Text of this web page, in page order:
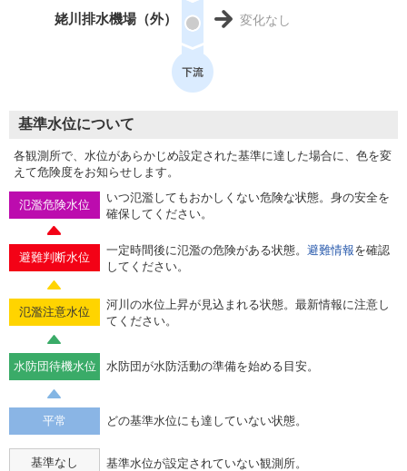
姥川排水機場（外） 変化なし
基準水位について
各観測所で、水位があらかじめ設定された基準に達した場合に、色を変
えて危険度をお知らせします。
氾濫危険水位
いつ氾濫してもおかしくない危険な状態。身の安全を
確保してください。
避難判断水位
一定時間後に氾濫の危険がある状態。 避難情報を確認
してください。
氾濫注意水位
河川の水位上昇が見込まれる状態。最新情報に注意し
てください。
水防団待機水位 水防団が水防活動の準備を始める目安。
平常 どの基準水位にも達していない状態。
基準なし 基準水位が設定されていない観測所。